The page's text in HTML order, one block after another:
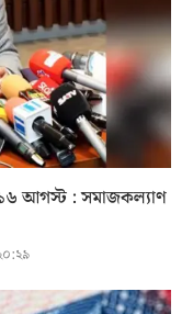
১৬ আগস্ট : সমাজকল্যাণ